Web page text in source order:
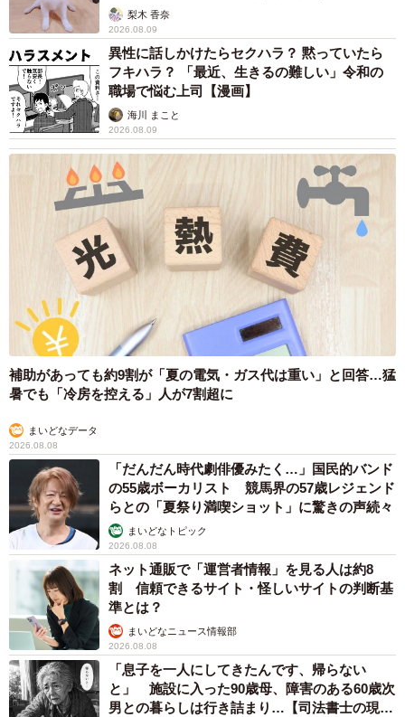
あれから1年。
うーたーはすっかり体が回復し、熱烈な愛情表現をする
かわいい猫に成長した。特に猫アレルギーの夫のことが大
好きで、顔を舐めたり、甘えたい時にする仕草のふみふみ
マッサージをしたり、主人の仕事をすぐ横で見守ったりと
いつもべったり離れない。夫は「またうーたーに舐められ
たぁ」とにやけながら、舐められた部分を洗い流すのが日
課となっている。
2匹の先住猫とは…どうなったか。お兄ちゃん猫の世話を
するのが大好きなうーたー。入念に耳掃除をしてあげた
り、お兄ちゃん猫のトイレの後を追いかけ、排泄物を丁寧
に隠してあげる世話焼きさんに。ただ、お姉ちゃん猫には
対抗心があるらしく、いつもちょっかいをかけてはお姉ち
ゃん猫に怒られている。かなり女の子の面が強いことも分
梨木 香奈
2026.08.09
異性に話しかけたらセクハラ？ 黙っていたら
フキハラ？ 「最近、生きるの難しい」令和の
職場で悩む上司【漫画】
海川 まこと
2026.08.09
補助があっても約9割が「夏の電気・ガス代は重い」と回答…猛
暑でも「冷房を控える」人が7割超に
まいどなデータ
2026.08.08
「だんだん時代劇俳優みたく…」国民的バンド
の55歳ボーカリスト 競馬界の57歳レジェンド
らとの「夏祭り満喫ショット」に驚きの声続々
まいどなトピック
2026.08.08
ネット通販で「運営者情報」を見る人は約8
割 信頼できるサイト・怪しいサイトの判断基
準とは？
まいどなニュース情報部
2026.08.08
「息子を一人にしてきたんです、帰らない
と」 施設に入った90歳母、障害のある60歳次
男との暮らしは行き詰まり…【司法書士の現場